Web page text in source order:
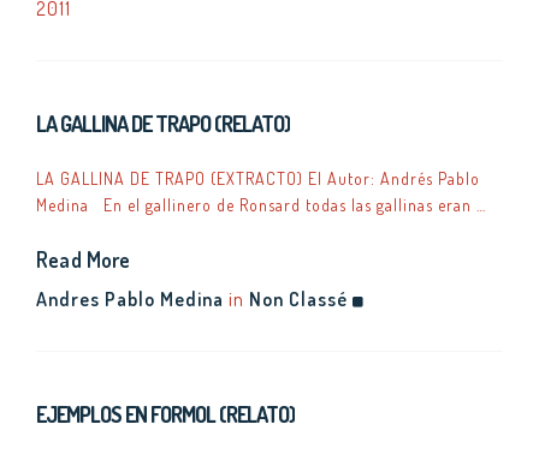
2011
LA GALLINA DE TRAPO (RELATO)
LA GALLINA DE TRAPO (EXTRACTO) El Autor: Andrés Pablo
Medina En el gallinero de Ronsard todas las gallinas eran …
Read More
Andres Pablo Medina in Non Classé
EJEMPLOS EN FORMOL (RELATO)